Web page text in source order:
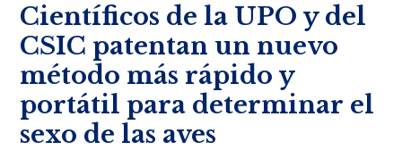
Científicos de la UPO y del
CSIC patentan un nuevo
método más rápido y
portátil para determinar el
sexo de las aves